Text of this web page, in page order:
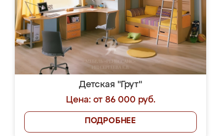
Детская "Грут"
Цена: от 86 000 руб.
ПОДРОБНЕЕ